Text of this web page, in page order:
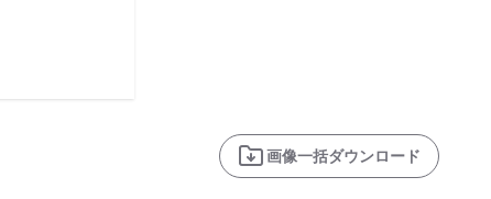
画像一括ダウンロード